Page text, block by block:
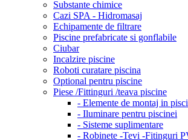
Substante chimice
Cazi SPA - Hidromasaj
Echipamente de filtrare
Piscine prefabricate si gonflabile
Ciubar
Incalzire piscine
Roboti curatare piscina
Optional pentru piscine
Piese /Fittinguri /teava piscine
- Elemente de montaj in
- Iluminare pentru piscinei
- Sisteme suplimentare
- Robinete -Tevi -Fitinguri